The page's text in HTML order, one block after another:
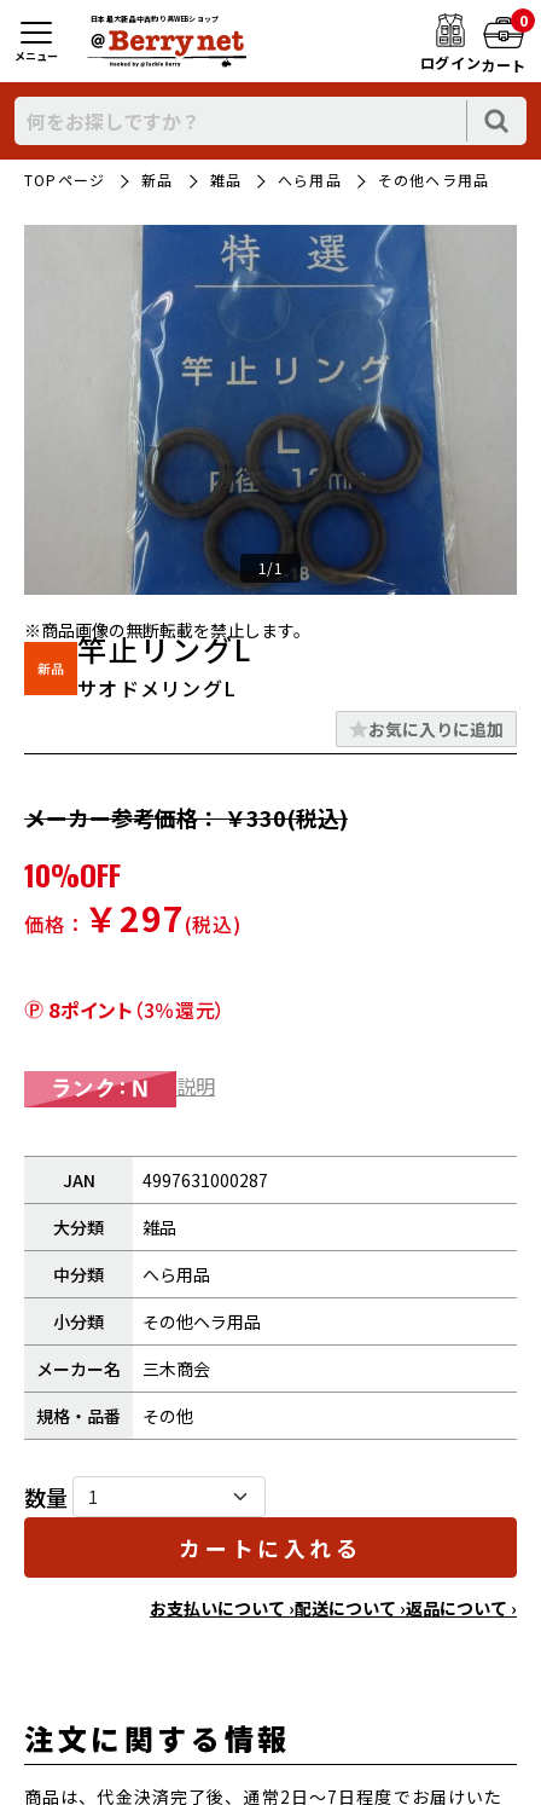
日本最大新品中古釣り具WEBショップ
ログイン
0
カート
メニュー
TOPページ 新品 雑品 へら用品 その他ヘラ用品
1/1
※商品画像の無断転載を禁止します。
竿止リングL
サオドメリングL
お気に入りに追加
メーカー参考価格： ￥330(税込)
10%OFF
価格： ￥297(税込)
8ポイント （3％還元）
説明
JAN
4997631000287
大分類
雑品
中分類
へら用品
小分類
その他ヘラ用品
メーカー名
三木商会
規格・品番
その他
数量
カートに入れる
お支払いについて ›配送について ›返品について ›
注文に関する情報
商品は、代金決済完了後、通常2日～7日程度でお届けいた